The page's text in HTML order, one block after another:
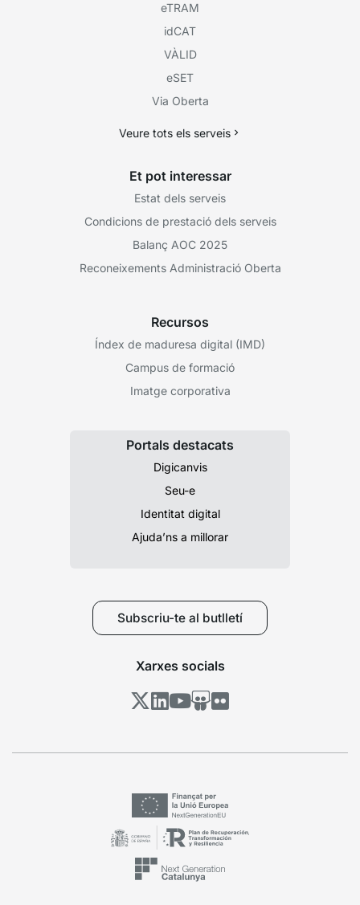
eTRAM
idCAT
VÀLID
eSET
Via Oberta
Veure tots els serveis
Et pot interessar
Estat dels serveis
Condicions de prestació dels serveis
Balanç AOC 2025
Reconeixements Administració Oberta
Recursos
Índex de maduresa digital (IMD)
Campus de formació
Imatge corporativa
Portals destacats
Digicanvis
Seu-e
Identitat digital
Ajuda’ns a millorar
Subscriu-te al butlletí
Xarxes socials